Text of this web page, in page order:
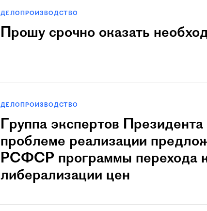
ДЕЛОПРОИЗВОДСТВО
Прошу срочно оказать
ДЕЛОПРОИЗВОДСТВО
Гpуппа экспеpтов
проблеме реализации
РСФСР программы перехода к
либерализации цен